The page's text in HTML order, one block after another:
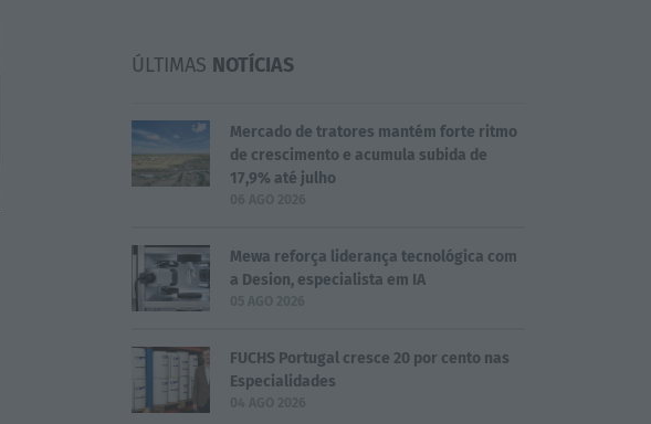
ÚLTIMAS NOTÍCIAS
Mercado de tratores mantém forte ritmo
de crescimento e acumula subida de
17,9% até julho
Mewa reforça liderança tecnológica com
a Desion, especialista em IA
FUCHS Portugal cresce 20 por cento nas
Especialidades